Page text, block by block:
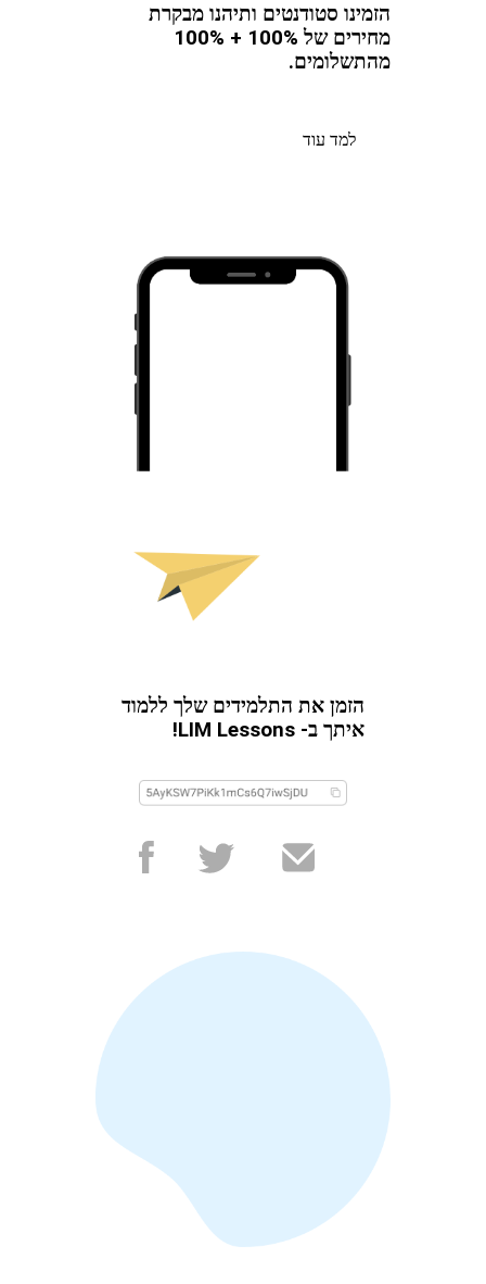
הזמינו סטודנטים ותיהנו מבקרת
מחירים של 100% + 100%
מהתשלומים.
למד עוד
הזמן את התלמידים שלך ללמוד
איתך ב- LIM Lessons!